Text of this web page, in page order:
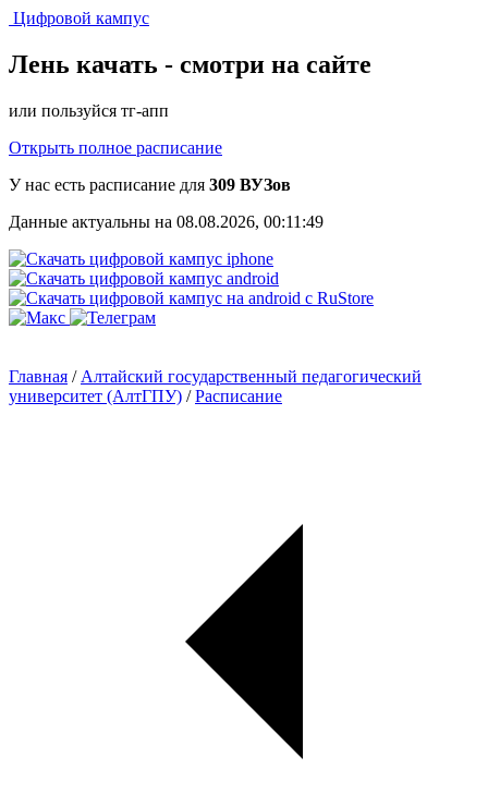
Цифровой кампус
Лень качать - смотри на сайте
или пользуйся тг-апп
Открыть полное расписание
У нас есть расписание для 309 ВУЗов
Данные актуальны на 08.08.2026, 00:11:49
Главная / Алтайский государственный педагогический
университет (АлтГПУ) /Расписание